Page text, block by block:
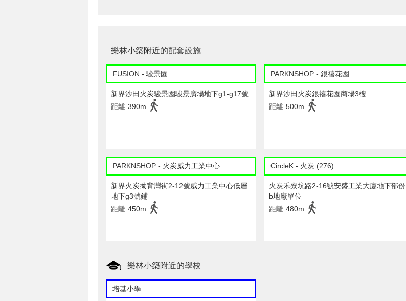
樂林小築附近的配套設施
FUSION - 駿景園
新界沙田火炭駿景園駿景廣場地下g1-g17號
距離 390m
PARKNSHOP - 銀禧花園
新界沙田火炭銀禧花園商場3樓
距離 500m
PARKNSHOP - 火炭威力工業中心
新界火炭拗背灣街2-12號威力工業中心低層
地下g3號鋪
距離 450m
CircleK - 火炭 (276)
火炭禾寮坑路2-16號安盛工業大廈地下部份
b地廠單位
距離 480m
樂林小築附近的學校
培基小學